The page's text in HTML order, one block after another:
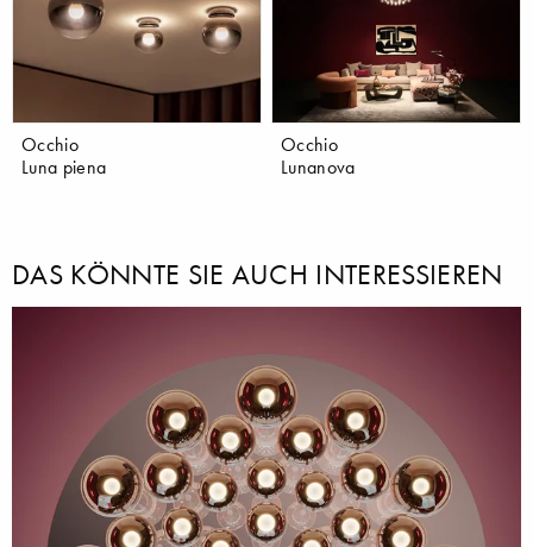
Occhio
Luna piena
Occhio
Lunanova
DAS KÖNNTE SIE AUCH INTERESSIEREN